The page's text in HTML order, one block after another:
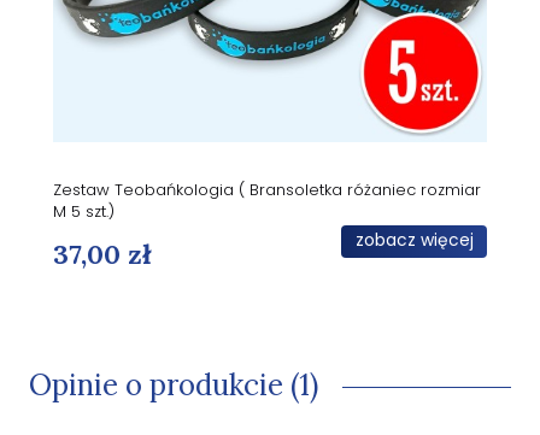
Zestaw Teobańkologia ( Bransoletka różaniec rozmiar
M 5 szt.)
37,00 zł zobacz więcej
Opinie o produkcie (1)